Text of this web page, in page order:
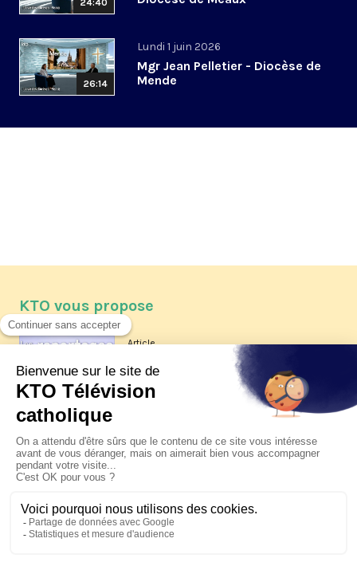
24:40
26:14
Lundi 1 juin 2026
Mgr Jean Pelletier - Diocèse de
Mende
KTO vous propose
Article
Les reportages d'été 2026 de KTO
La visite pastorale du pape Léon
XIV à Assise à suivre sur KTO le
jeudi 6 août
Le pape en Uruguay, Argentine et
Pérou du 6 au 17 novembre 2026